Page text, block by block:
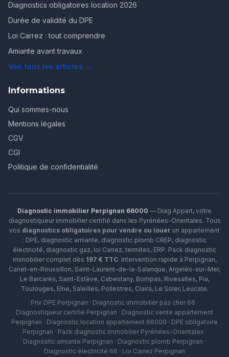
Diagnostics obligatoires location 2026
Durée de validité du DPE
Loi Carrez : tout comprendre
Amiante avant travaux
Voir tous les articles →
Informations
Qui sommes-nous
Mentions légales
CGV
CGI
Politique de confidentialité
Diagnostic immobilier Perpignan 66000 — Diag Appart, votre
diagnostiqueur immobilier certifié dans les Pyrénées-Orientales. Tous
vos diagnostics obligatoires pour vendre ou louer un appartement
: DPE, diagnostic amiante, diagnostic plomb CREP, diagnostic
électricité, diagnostic gaz, loi Carrez, termites, ERP. Pack diagnostic
immobilier complet dès 197 € TTC. Intervention rapide à Perpignan,
Canet-en-Roussillon, Saint-Laurent-de-la-Salanque, Argelès-sur-Mer,
Le Barcarès, Saint-Estève, Cabestany, Bompas, Rivesaltes, Pia,
Toulouges, Elne, Saleilles, Pollestres, Claira, Le Soler, Leucate.
Prix DPE Perpignan · Diagnostic immobilier pas cher 66 ·
Diagnostiqueur certifié Perpignan · Diagnostic vente appartement
Perpignan · Diagnostic location appartement 66000 · DPE obligatoire
Perpignan · Pack diagnostic immobilier Pyrénées-Orientales ·
Diagnostic amiante Perpignan · Diagnostic plomb Perpignan ·
Diagnostic électricité 66 · Loi Carrez Perpignan